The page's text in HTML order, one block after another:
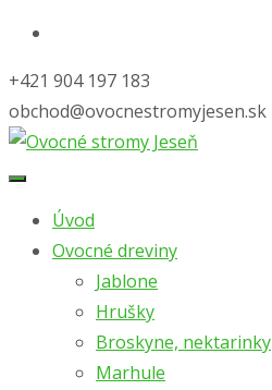
+421 904 197 183
obchod@ovocnestromyjesen.sk
Skip
contentÚvod
Ovocné dreviny
Jablone
Hrušky
Broskyne, nektarinky
Marhule